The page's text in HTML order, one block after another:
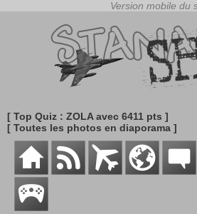
[ Top Quiz : ZOLA avec 6411 pts ]
[ Toutes les photos en diaporama ]